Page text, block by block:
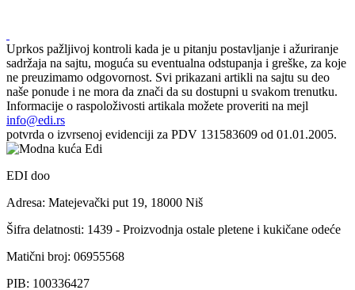
Uprkos pažljivoj kontroli kada je u pitanju postavljanje i ažuriranje
sadržaja na sajtu, moguća su eventualna odstupanja i greške, za koje
ne preuzimamo odgovornost. Svi prikazani artikli na sajtu su deo
naše ponude i ne mora da znači da su dostupni u svakom trenutku.
Informacije o raspoloživosti artikala možete proveriti na mejl
info@edi.rs
potvrda o izvrsenoj evidenciji za PDV 131583609 od 01.01.2005.
EDI doo
Adresa: Matejevački put 19, 18000 Niš
Šifra delatnosti: 1439 - Proizvodnja ostale pletene i kukičane odeće
Matični broj: 06955568
PIB: 100336427